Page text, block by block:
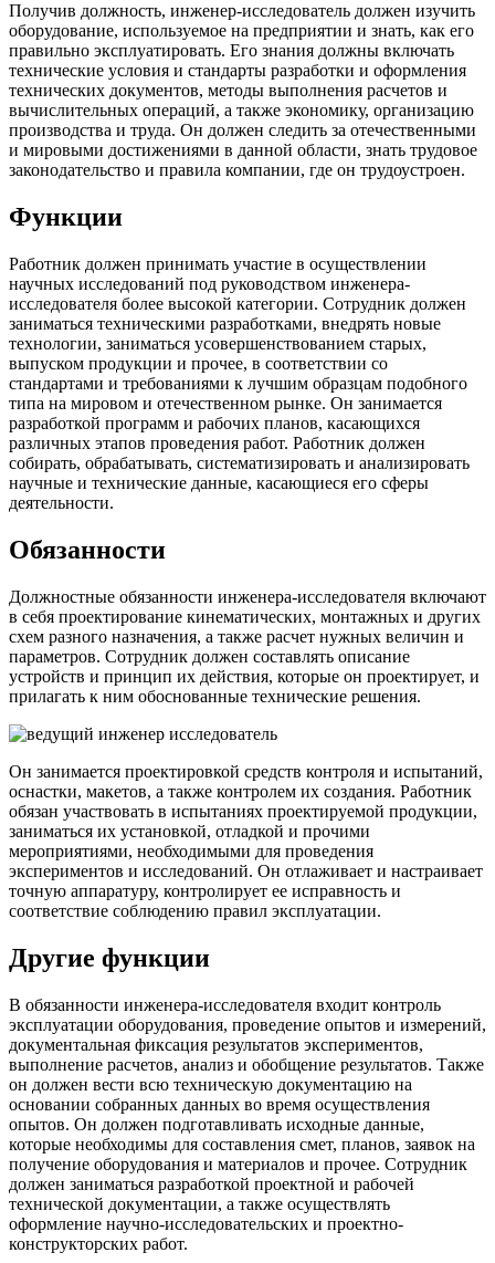
Получив должность, инженер-исследователь должен изучить
оборудование, используемое на предприятии и знать, как его
правильно эксплуатировать. Его знания должны включать
технические условия и стандарты разработки и оформления
технических документов, методы выполнения расчетов и
вычислительных операций, а также экономику, организацию
производства и труда. Он должен следить за отечественными
и мировыми достижениями в данной области, знать трудовое
законодательство и правила компании, где он трудоустроен.
Функции
Работник должен принимать участие в осуществлении
научных исследований под руководством инженера-
исследователя более высокой категории. Сотрудник должен
заниматься техническими разработками, внедрять новые
технологии, заниматься усовершенствованием старых,
выпуском продукции и прочее, в соответствии со
стандартами и требованиями к лучшим образцам подобного
типа на мировом и отечественном рынке. Он занимается
разработкой программ и рабочих планов, касающихся
различных этапов проведения работ. Работник должен
собирать, обрабатывать, систематизировать и анализировать
научные и технические данные, касающиеся его сферы
деятельности.
Обязанности
Должностные обязанности инженера-исследователя включают
в себя проектирование кинематических, монтажных и других
схем разного назначения, а также расчет нужных величин и
параметров. Сотрудник должен составлять описание
устройств и принцип их действия, которые он проектирует, и
прилагать к ним обоснованные технические решения.
Он занимается проектировкой средств контроля и испытаний,
оснастки, макетов, а также контролем их создания. Работник
обязан участвовать в испытаниях проектируемой продукции,
заниматься их установкой, отладкой и прочими
мероприятиями, необходимыми для проведения
экспериментов и исследований. Он отлаживает и настраивает
точную аппаратуру, контролирует ее исправность и
соответствие соблюдению правил эксплуатации.
Другие функции
В обязанности инженера-исследователя входит контроль
эксплуатации оборудования, проведение опытов и измерений,
документальная фиксация результатов экспериментов,
выполнение расчетов, анализ и обобщение результатов. Также
он должен вести всю техническую документацию на
основании собранных данных во время осуществления
опытов. Он должен подготавливать исходные данные,
которые необходимы для составления смет, планов, заявок на
получение оборудования и материалов и прочее. Сотрудник
должен заниматься разработкой проектной и рабочей
технической документации, а также осуществлять
оформление научно-исследовательских и проектно-
конструкторских работ.